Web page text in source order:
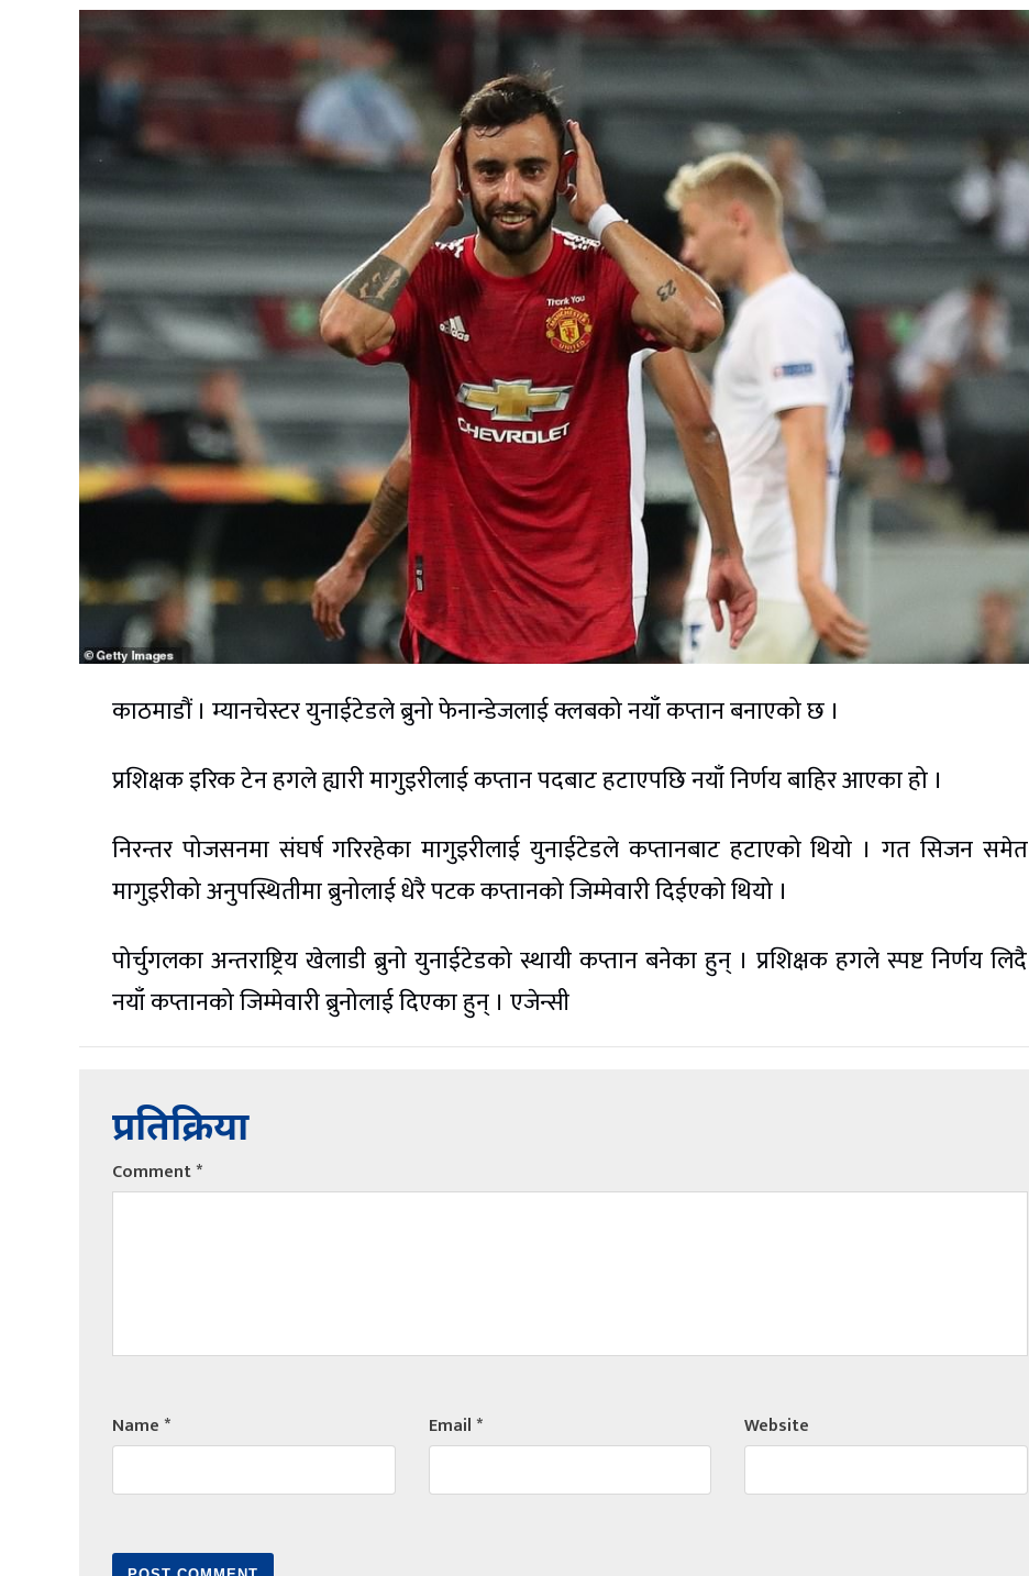
काठमाडौं । म्यानचेस्टर युनाईटेडले ब्रुनो फेनान्डेजलाई क्लबको नयाँ कप्तान बनाएको छ ।
प्रशिक्षक इरिक टेन हगले ह्यारी मागुइरीलाई कप्तान पदबाट हटाएपछि नयाँ निर्णय बाहिर आएका हो ।
निरन्तर पोजसनमा संघर्ष गरिरहेका मागुइरीलाई युनाईटेडले कप्तानबाट हटाएको थियो । गत सिजन समेत
मागुइरीको अनुपस्थितीमा ब्रुनोलाई धेरै पटक कप्तानको जिम्मेवारी दिईएको थियो ।
पोर्चुगलका अन्तराष्ट्रिय खेलाडी ब्रुनो युनाईटेडको स्थायी कप्तान बनेका हुन् । प्रशिक्षक हगले स्पष्ट निर्णय लिदै
नयाँ कप्तानको जिम्मेवारी ब्रुनोलाई दिएका हुन् । एजेन्सी
प्रतिक्रिया
Comment*
Name* Email* Website